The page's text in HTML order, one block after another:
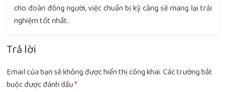
cho đoàn đông người, việc chuẩn bị kỹ càng sẽ mang lại trải
nghiệm tốt nhất.
Trả lời
Email của bạn sẽ không được hiển thị công khai.Các trường bắt
buộc được đánh dấu*